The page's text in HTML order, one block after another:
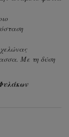
Με τη δύση